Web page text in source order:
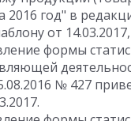
2016 год" в
от
формы
№ 427